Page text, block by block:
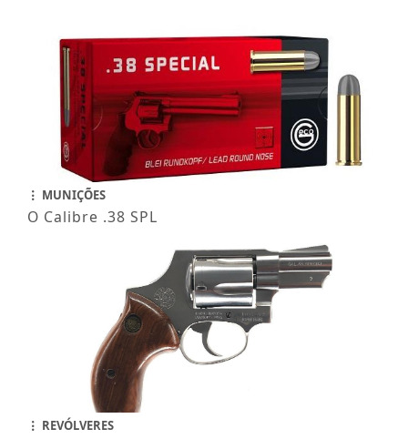
MUNIÇÕES
O Calibre .38 SPL
REVÓLVERES